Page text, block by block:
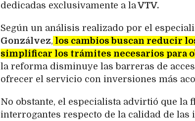
dedicadas exclusivamente a laVTV.
Según un análisis realizado por el
Gonzálvez, los cambios buscan reducir
simplificar los trámites necesarios para
la reforma disminuye las barreras de
ofrecer el servicio con inversiones más
No obstante, el especialista advirtió que la
interrogantes respecto de la calidad de las